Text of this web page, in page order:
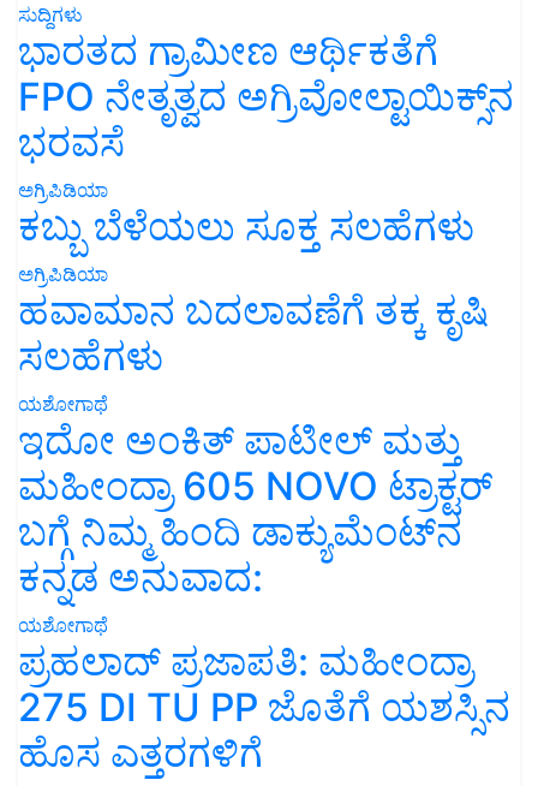
ಸುದ್ದಿಗಳು
ಭಾರತದ ಗ್ರಾಮೀಣ ಆರ್ಥಿಕತೆಗೆ
FPO ನೇತೃತ್ವದ ಅಗ್ರಿವೋಲ್ಟಾಯಿಕ್ಸ್‌ನ
ಭರವಸೆ
ಅಗ್ರಿಪಿಡಿಯಾ
ಕಬ್ಬು ಬೆಳೆಯಲು ಸೂಕ್ತ ಸಲಹೆಗಳು
ಅಗ್ರಿಪಿಡಿಯಾ
ಹವಾಮಾನ ಬದಲಾವಣೆಗೆ ತಕ್ಕ ಕೃಷಿ
ಸಲಹೆಗಳು
ಯಶೋಗಾಥೆ
ಇದೋ ಅಂಕಿತ್ ಪಾಟೀಲ್ ಮತ್ತು
ಮಹೀಂದ್ರಾ 605 NOVO ಟ್ರಾಕ್ಟರ್
ಬಗ್ಗೆ ನಿಮ್ಮ ಹಿಂದಿ ಡಾಕ್ಯುಮೆಂಟ್‌ನ
ಕನ್ನಡ ಅನುವಾದ:
ಯಶೋಗಾಥೆ
ಪ್ರಹಲಾದ್ ಪ್ರಜಾಪತಿ: ಮಹೀಂದ್ರಾ
275 DI TU PP ಜೊತೆಗೆ ಯಶಸ್ಸಿನ
ಹೊಸ ಎತ್ತರಗಳಿಗೆ